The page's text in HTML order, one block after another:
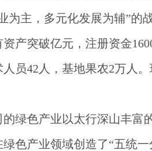
为主，多元化发展为辅”的
资产突破亿元，注册资金
人员42人，基地果农2万人
的绿色产业以太行深山丰富
色产业领域创造了“五统